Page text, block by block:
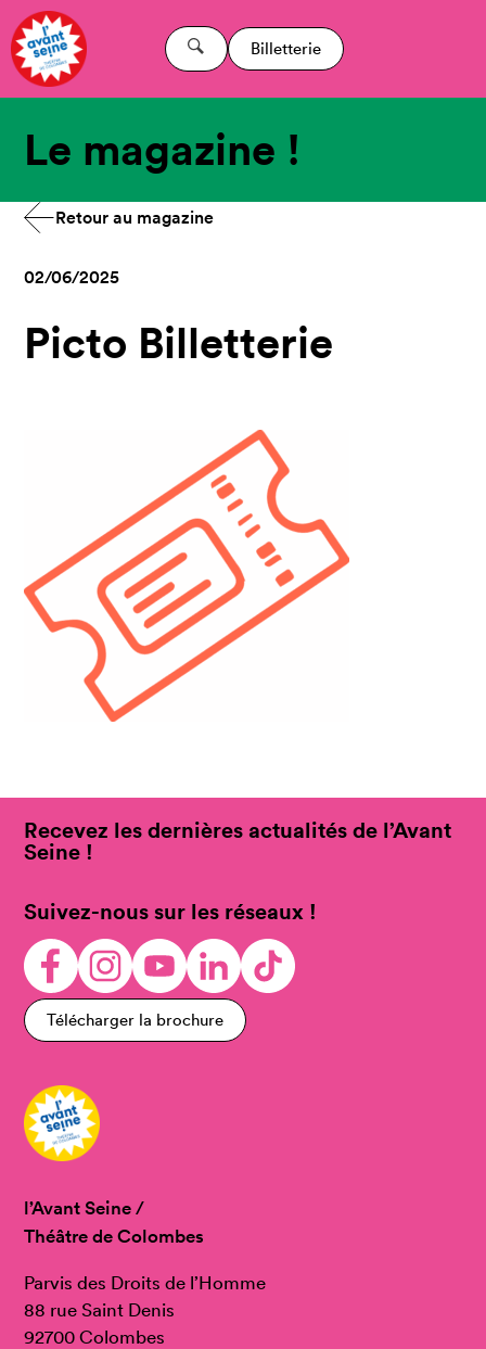
Billetterie
Le magazine !
Retour au magazine
02/06/2025
Picto Billetterie
Recevez les dernières actualités de l’Avant
Seine !
Suivez-nous sur les réseaux !
Télécharger la brochure
l’Avant Seine /
Théâtre de Colombes
Parvis des Droits de l’Homme
88 rue Saint Denis
92700 Colombes